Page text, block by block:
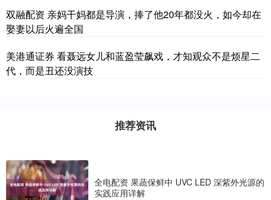
双融配资 亲妈干妈都是导演，捧了他20年都没火，如今却在
娶妻以后火遍全国
美港通证券 看聂远女儿和蓝盈莹飙戏，才知观众不是烦星二
代，而是丑还没演技
推荐资讯
全电配资 果蔬保鲜中 UVC LED 深紫外光源的
实践应用详解